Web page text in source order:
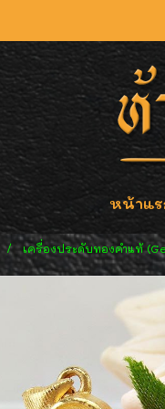
หน้าแ
เครื่องประดับทองคำแท้